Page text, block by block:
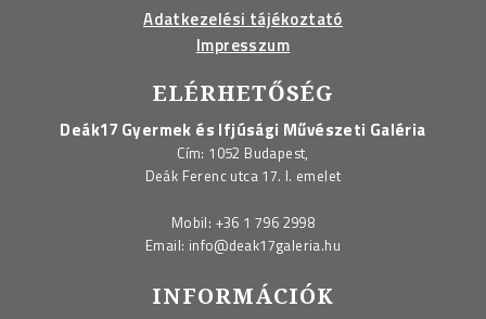
Adatkezelési tájékoztató
Impresszum
ELÉRHETŐSÉG
Deák17 Gyermek és Ifjúsági Művészeti Galéria
Cím: 1052 Budapest,
Deák Ferenc utca 17. I. emelet
Mobil: +36 1 796 2998
Email: info@deak17galeria.hu
INFORMÁCIÓK